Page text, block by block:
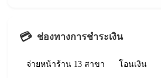
💳 ช่องทางการชำระเงิน
จ่ายหน้าร้าน 13 สาขา โอนเงิน